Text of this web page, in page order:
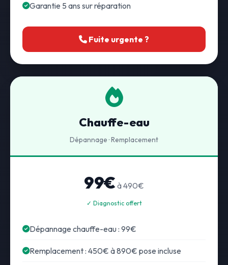
Garantie 5 ans sur réparation
Fuite urgente ?
Chauffe-eau
Dépannage · Remplacement
99€ à 490€
✓ Diagnostic offert
Dépannage chauffe-eau : 99€
Remplacement : 450€ à 890€ pose incluse